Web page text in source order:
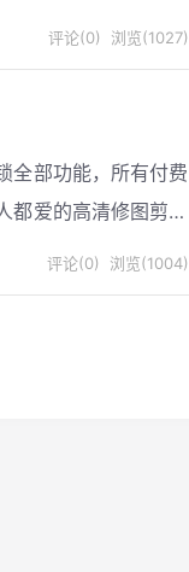
白描都能为您带来识
评论(0) 浏览(1027)
全部功能，所有付费
都爱的高清修图剪片
每位手机摄影爱好者
评论(0) 浏览(1004)